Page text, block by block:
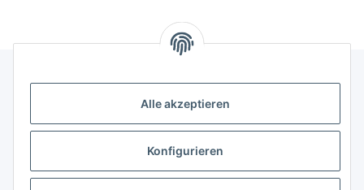
Alle akzeptieren
Konfigurieren
genesis musikverlag Christian Sprenger
34630 Gilserberg